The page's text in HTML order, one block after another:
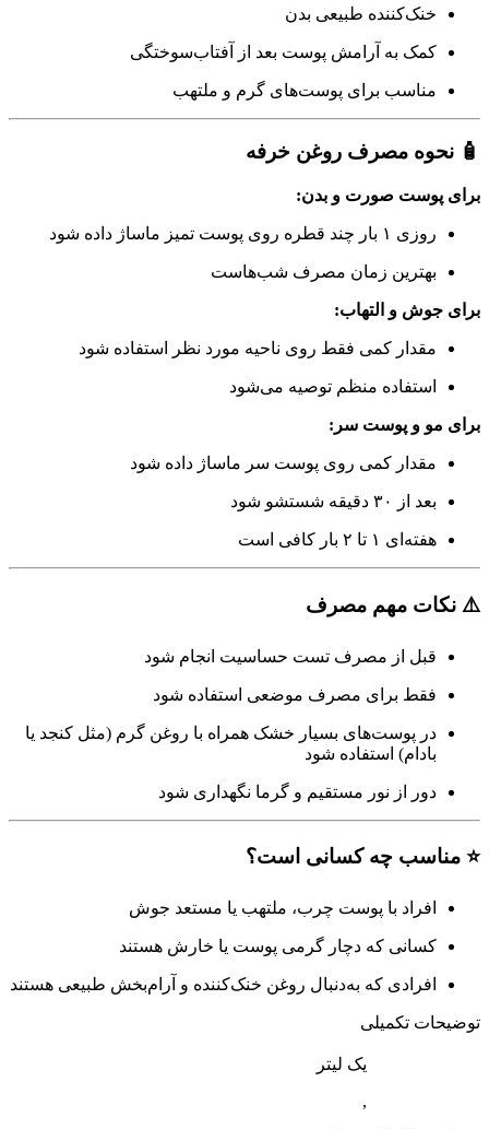
خنک‌کننده طبیعی بدن
کمک به آرامش پوست بعد از آفتاب‌سوختگی
مناسب برای پوست‌های گرم و ملتهب
🧴 نحوه مصرف روغن خرفه
برای پوست صورت و بدن:
روزی ۱ بار چند قطره روی پوست تمیز ماساژ داده شود
بهترین زمان مصرف شب‌هاست
برای جوش و التهاب:
مقدار کمی فقط روی ناحیه مورد نظر استفاده شود
استفاده منظم توصیه می‌شود
برای مو و پوست سر:
مقدار کمی روی پوست سر ماساژ داده شود
بعد از ۳۰ دقیقه شستشو شود
هفته‌ای ۱ تا ۲ بار کافی است
⚠️ نکات مهم مصرف
قبل از مصرف تست حساسیت انجام شود
فقط برای مصرف موضعی استفاده شود
در پوست‌های بسیار خشک همراه با روغن گرم (مثل کنجد یا
بادام) استفاده شود
دور از نور مستقیم و گرما نگهداری شود
⭐ مناسب چه کسانی است؟
افراد با پوست چرب، ملتهب یا مستعد جوش
کسانی که دچار گرمی پوست یا خارش هستند
افرادی که به‌دنبال روغن خنک‌کننده و آرام‌بخش طبیعی هستند
توضیحات تکمیلی
یک لیتر
,